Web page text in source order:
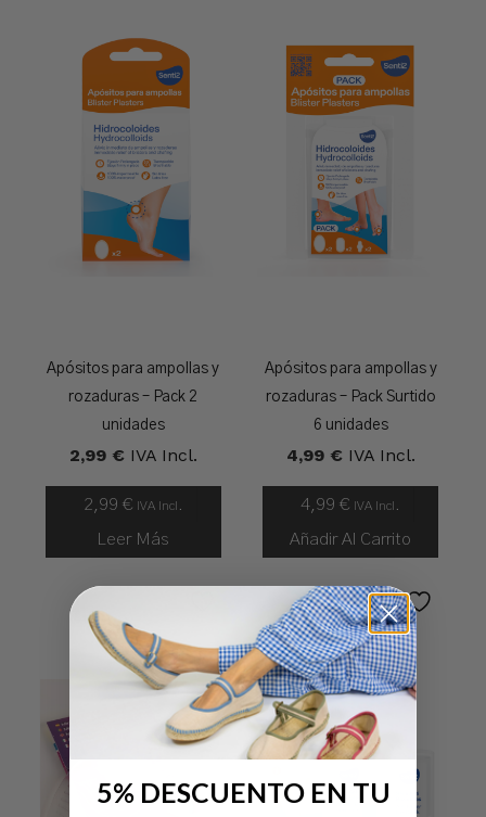
Apósitos para ampollas y
rozaduras – Pack 2
unidades
2,99 € IVA Incl.
2,99 € IVA Incl.
Leer Más
Apósitos para ampollas y
rozaduras – Pack Surtido
6 unidades
4,99 € IVA Incl.
4,99€ IVA Incl.
Añadir Al Carrito
5% DESCUENTO EN TU